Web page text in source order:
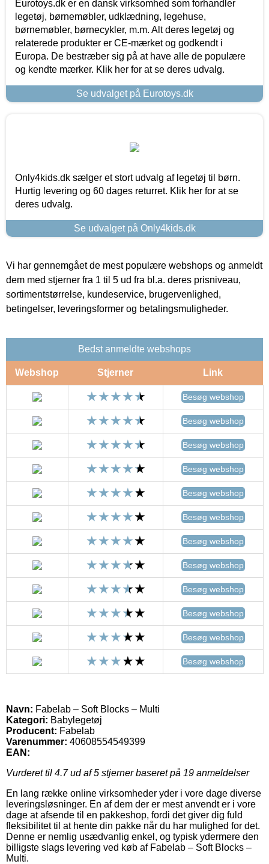
Eurotoys.dk er en dansk virksomhed som forhandler
legetøj, børnemøbler, udklædning, legehuse,
børnemøbler, børnecykler, m.m. Alt deres legetøj og
relaterede produkter er CE-mærket og godkendt i
Europa. De bestræber sig på at have alle de populære
og kendte mærker. Klik her for at se deres udvalg.
Se udvalget på Eurotoys.dk
Only4kids.dk sælger et stort udvalg af legetøj til børn.
Hurtig levering og 60 dages returret. Klik her for at se
deres udvalg.
Se udvalget på Only4kids.dk
Vi har gennemgået de mest populære webshops og anmeldt
dem med stjerner fra 1 til 5 ud fra bl.a. deres prisniveau,
sortimentstørrelse, kundeservice, brugervenlighed,
betingelser, leveringsformer og betalingsmuligheder.
Bedst anmeldte webshops
Webshop Stjerner Link
Besøg webshop
Besøg webshop
Besøg webshop
Besøg webshop
Besøg webshop
Besøg webshop
Besøg webshop
Besøg webshop
Besøg webshop
Besøg webshop
Besøg webshop
Besøg webshop
Navn: Fabelab – Soft Blocks – Multi
Kategori: Babylegetøj
Producent: Fabelab
Varenummer: 40608554549399
EAN:
Vurderet til 4.7ud af 5 stjerner baseret på 19 anmeldelser
En lang række online virksomheder yder i vore dage diverse
leveringsløsninger. En af dem der er mest anvendt er i vore
dage at afsende til en pakkeshop, fordi det giver dig fuld
fleksibilitet til at hente din pakke når du har mulighed for det.
Denne er nemlig usædvanlig enkel, og typisk ydermere den
billigste slags levering ved køb af Fabelab – Soft Blocks –
Multi.